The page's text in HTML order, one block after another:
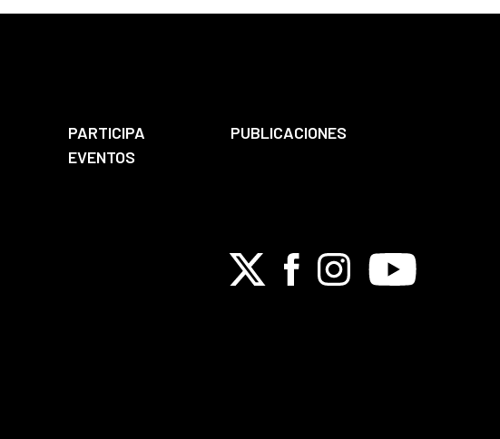
PARTICIPA
PUBLICACIONES
EVENTOS
X FacebookInstagramYoutube